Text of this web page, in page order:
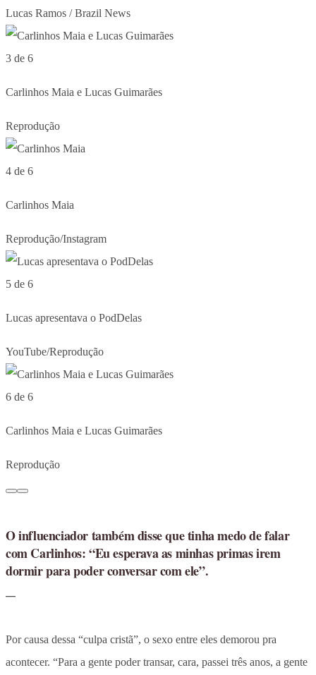
Lucas Ramos / Brazil News
3 de 6
Carlinhos Maia e Lucas Guimarães
Reprodução
4 de 6
Carlinhos Maia
Reprodução/Instagram
5 de 6
Lucas apresentava o PodDelas
YouTube/Reprodução
6 de 6
Carlinhos Maia e Lucas Guimarães
Reprodução
O influenciador também disse que tinha medo de falar
com Carlinhos: “Eu esperava as minhas primas irem
dormir para poder conversar com ele”.
Por causa dessa “culpa cristã”, o sexo entre eles demorou pra
acontecer. “Para a gente poder transar, cara, passei três anos, a gente